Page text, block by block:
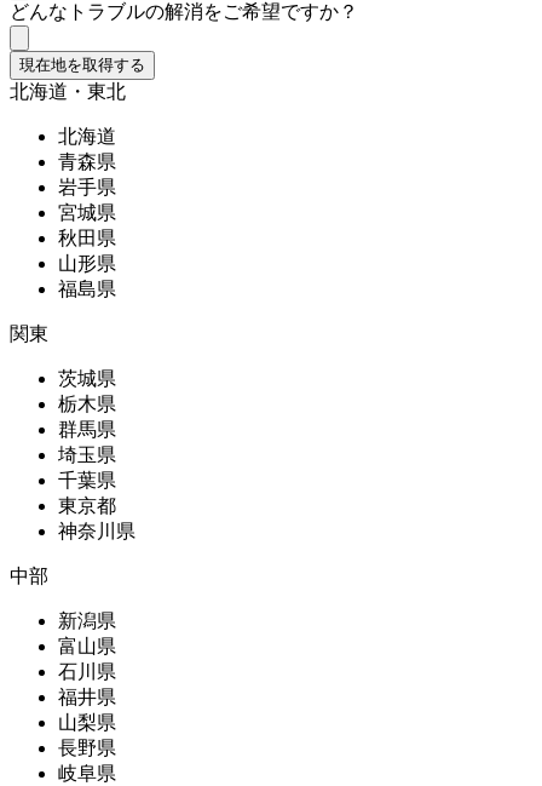
どんなトラブルの解消をご希望ですか？
現在地を取得する
北海道・東北
北海道
青森県
岩手県
宮城県
秋田県
山形県
福島県
関東
茨城県
栃木県
群馬県
埼玉県
千葉県
東京都
神奈川県
中部
新潟県
富山県
石川県
福井県
山梨県
長野県
岐阜県